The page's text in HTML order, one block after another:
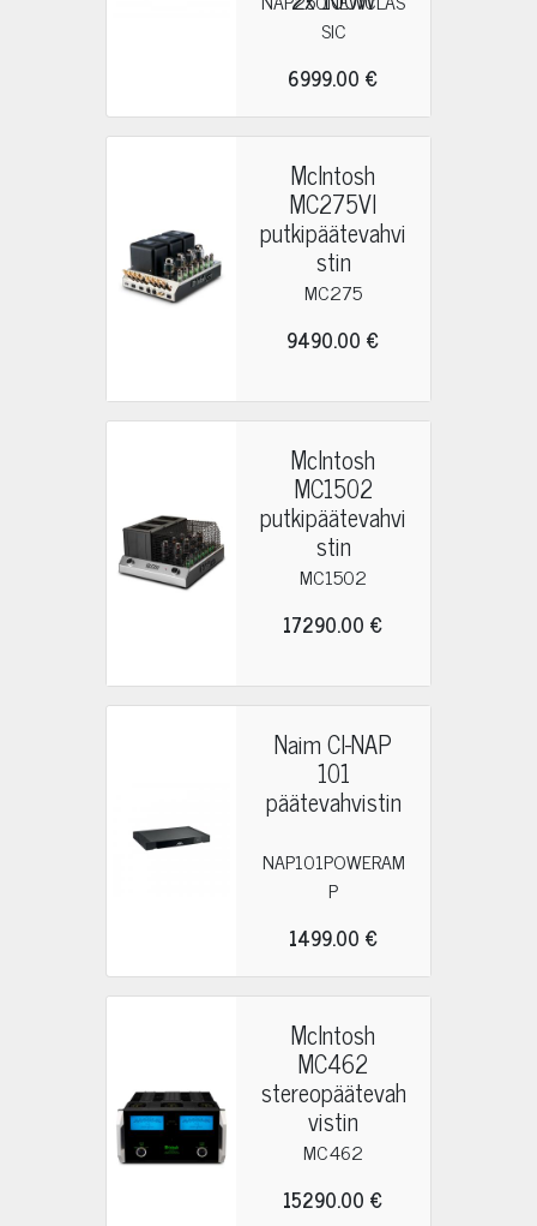
SIC
6999.00 €
McIntosh
MC275VI
putkipäätevahvi
stin
MC275
9490.00 €
McIntosh
MC1502
putkipäätevahvi
stin
MC1502
17290.00 €
Naim CI-NAP
101
päätevahvistin
NAP101POWERAM
P
1499.00 €
McIntosh
MC462
stereopäätevah
vistin
MC462
15290.00 €